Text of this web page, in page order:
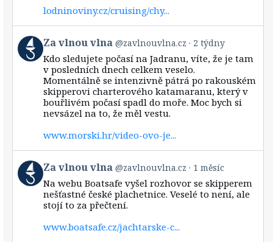
lodninoviny.cz/cruising/chy...
View
post
by
Bluesky
Za vlnou vlna @zavlnouvlna.cz 2 týdny
Kdo sledujete počasí na Jadranu, víte, že je tam
v posledních dnech celkem veselo.
Momentálně se intenzivně pátrá po rakouském
skipperovi charterového katamaranu, který v
bouřlivém počasí spadl do moře. Moc bych si
nevsázel na to, že měl vestu.
www.morski.hr/video-ovo-je...
View
post
by
Za vlnou vlna @zavlnouvlna.cz 1 měsíc
Na webu Boatsafe vyšel rozhovor se skipperem
nešťastné české plachetnice. Veselé to není, ale
stojí to za přečtení.
www.boatsafe.cz/jachtarske-c...